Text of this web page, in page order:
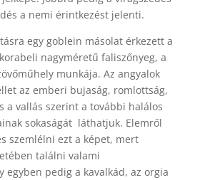
a nemi érintkezést jelenti.
egy goblein másolat érkezett a
nagyméretű faliszőnyeg, a
munkája. Az angyalok
az emberi bujaság, romlottság,
a vallás szerint a további halálos
sokaságát láthatjuk. Elemről
szemlélni ezt a képet, mert
találni valami
egyben pedig a kavalkád, az orgia